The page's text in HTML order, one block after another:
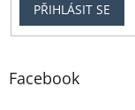
PŘIHLÁSIT SE
Facebook